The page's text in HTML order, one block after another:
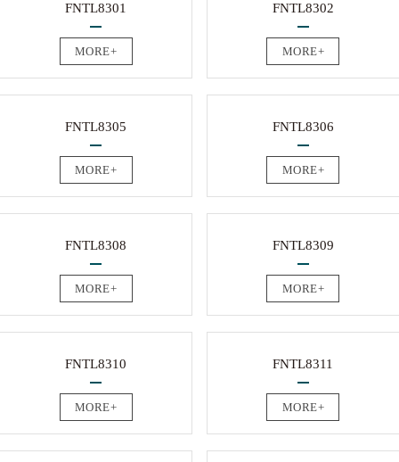
FNTL8301
MORE+
FNTL8302
MORE+
FNTL8305
MORE+
FNTL8306
MORE+
FNTL8308
MORE+
FNTL8309
MORE+
FNTL8310
MORE+
FNTL8311
MORE+